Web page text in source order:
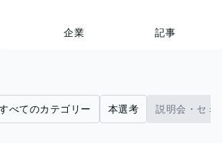
企業 記事
べてのカテゴリー 本選考 説明会・セミ